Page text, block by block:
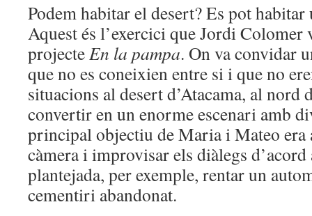
Podem habitar el desert? Es pot
Aquest és l’exercici que Jordi Colomer
projecteEn la pampa. On va convidar
que no es coneixien entre si i que no
situacions al desert d’Atacama, al nord
convertir en un enorme escenari amb
principal objectiu de Maria i Mateo era
càmera i improvisar els diàlegs d’acord
plantejada, per exemple, rentar un
cementiri abandonat.